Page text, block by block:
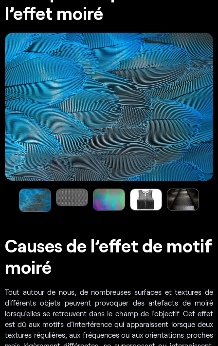
l’effet moiré
Causes de l’effet de motif
moiré
Tout autour de nous, de nombreuses surfaces et textures de
différents objets peuvent provoquer des artefacts de moiré
lorsqu’elles se retrouvent dans le champ de l’objectif. Cet effet
est dû aux motifs d’interférence qui apparaissent lorsque deux
textures régulières, aux fréquences ou aux orientations proches